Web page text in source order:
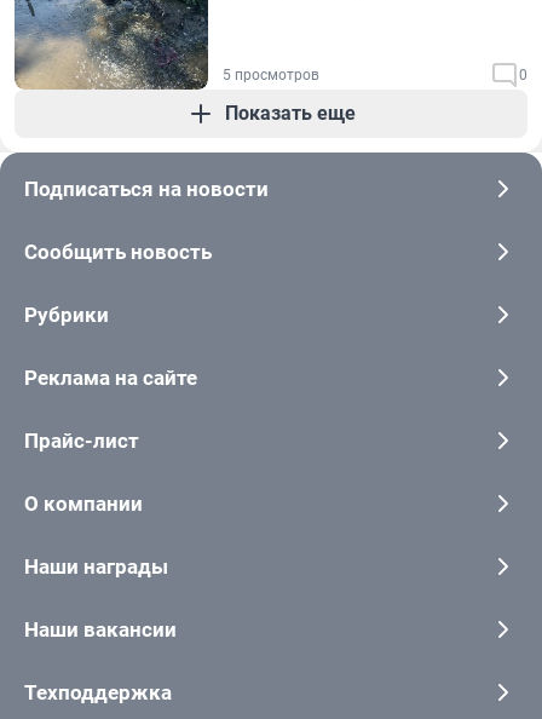
5 просмотров 0
Показать еще
Подписаться на новости
Сообщить новость
Рубрики
Реклама на сайте
Прайс-лист
О компании
Наши награды
Наши вакансии
Техподдержка